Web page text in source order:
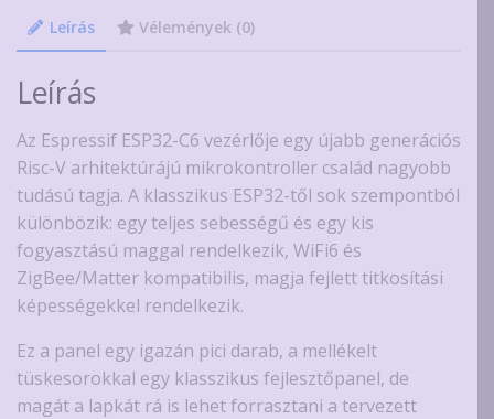
ZigBee
mennyiség
Leírás Vélemények (0)
Leírás
Az Espressif ESP32-C6 vezérlője egy újabb generációs
Risc-V arhitektúrájú mikrokontroller család nagyobb
tudású tagja. A klasszikus ESP32-től sok szempontból
különbözik: egy teljes sebességű és egy kis
fogyasztású maggal rendelkezik, WiFi6 és
ZigBee/Matter kompatibilis, magja fejlett titkosítási
képességekkel rendelkezik.
Ez a panel egy igazán pici darab, a mellékelt
tüskesorokkal egy klasszikus fejlesztőpanel, de
magát a lapkát rá is lehet forrasztani a tervezett